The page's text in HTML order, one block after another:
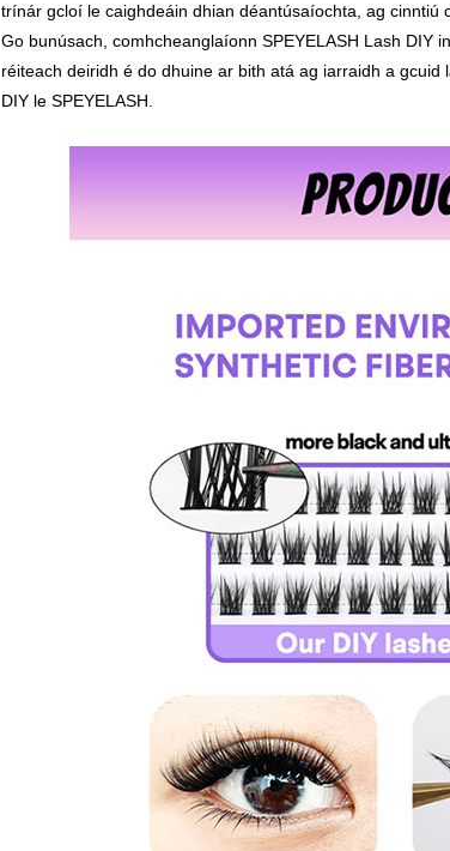
trínár gcloí le caighdeáin dhian déantúsaíochta, ag cinntiú
Go bunúsach, comhcheanglaíonn SPEYELASH Lash DIY
réiteach deiridh é do dhuine ar bith atá ag iarraidh a
DIY le SPEYELASH.